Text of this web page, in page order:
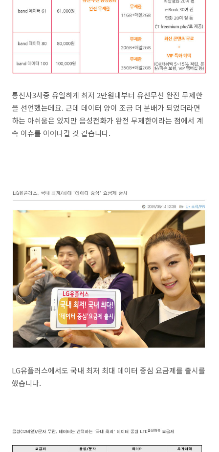
통신사3사중 유일하게 최저 2만원대부터 유선무선 완전 무제한
을 선언했는데요. 근데 데이터 양이 조금 더 분배가 되었더라면
하는 아쉬움은 있지만 음성전화가 완전 무제한이라는 점에서 계
속 이슈를 이어나갈 것 같습니다.
LG유플러스에서도 국내 최저 최대 데이터 중심 요금제를 출시를
했습니다.